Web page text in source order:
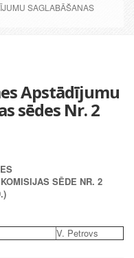
SAGLABĀŠANAS
Apstādījumu
sēdes Nr. 2
SĒDE NR. 2
V. Petrovs